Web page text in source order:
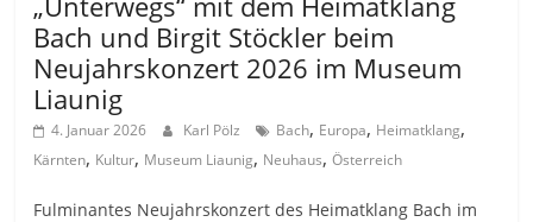
Bach und Birgit Stöckler beim
Neujahrskonzert 2026 im Museum
Liaunig
4. Januar 2026 Karl Pölz Bach, Europa, Heimatklang,
Kärnten, Kultur, Museum Liaunig, Neuhaus,Österreich
Fulminantes Neujahrskonzert des Heimatklang Bach im